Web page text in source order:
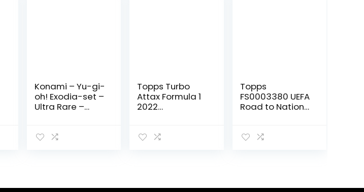
Konami – Yu-gi-
oh! Exodia-set –
Ultra Rare –
Topps Turbo
Attax Formula 1
2022
doos
Topps
FS0003380 UEFA
Road to Nations